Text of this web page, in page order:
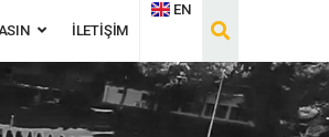
İLETİŞİM
EN